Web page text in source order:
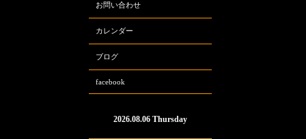
お問い合わせ
カレンダー
ブログ
facebook
2026.08.06 Thursday